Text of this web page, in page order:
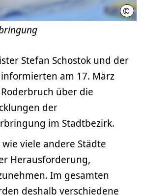
©
Stefan Schostok und der
am 17. März
über die
der
im Stadtbezirk.
viele andere Städte
Herausforderung,
Im gesamten
deshalb verschiedene